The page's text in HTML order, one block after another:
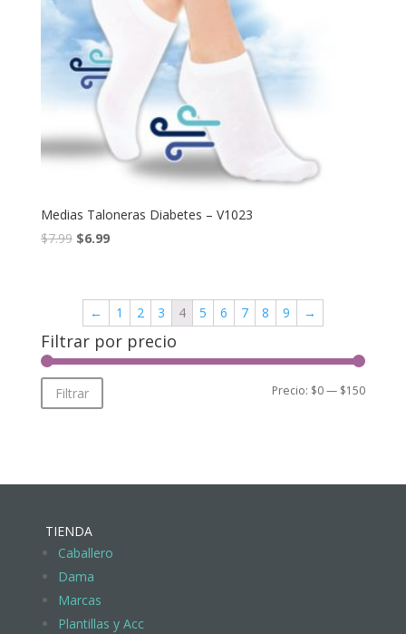
Medias Taloneras Diabetes – V1023
$7.99 $6.99
← 1 2 3 4 5 6 7 8 9 →
Filtrar por precio
Filtrar Precio: $0— $150
TIENDA
Caballero
Dama
Marcas
Plantillas y Acc